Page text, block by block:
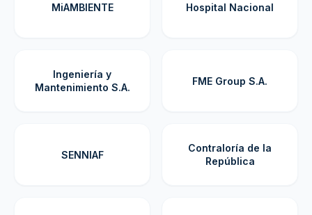
MiAMBIENTE Hospital Nacional
Ingeniería y
Mantenimiento S.A.
FME Group S.A.
SENNIAF
Contraloría de la
República